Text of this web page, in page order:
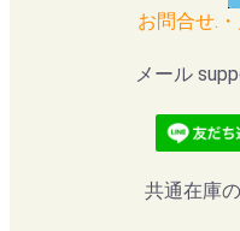
お問合せ.
メール
共通在庫